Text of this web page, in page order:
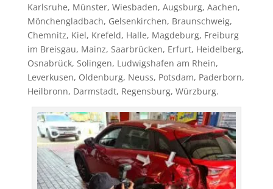
Karlsruhe, Münster, Wiesbaden, Augsburg, Aachen,
Mönchengladbach, Gelsenkirchen, Braunschweig,
Chemnitz, Kiel, Krefeld, Halle, Magdeburg, Freiburg
im Breisgau, Mainz, Saarbrücken, Erfurt, Heidelberg,
Osnabrück, Solingen, Ludwigshafen am Rhein,
Leverkusen, Oldenburg, Neuss, Potsdam, Paderborn,
Heilbronn, Darmstadt, Regensburg, Würzburg.